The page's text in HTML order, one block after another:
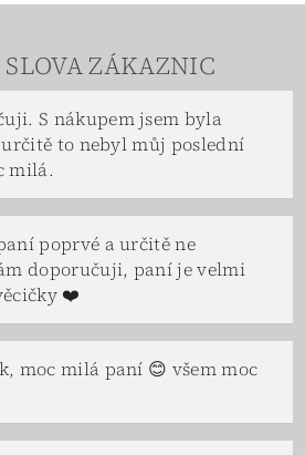
ZÁKAZNIC
S nákupem jsem byla
to nebyl můj poslední
milá.
poprvé a určitě ne
doporučuji, paní je velmi
❤️
moc milá paní 😊 všem moc